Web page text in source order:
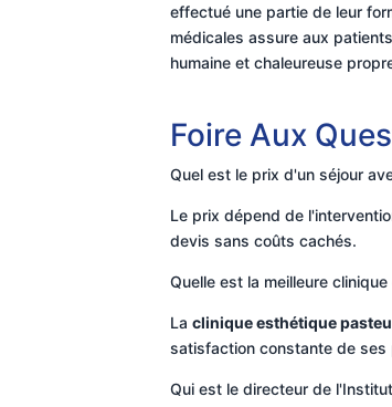
effectué une partie de leur
médicales assure aux
humaine et chaleureuse
Foire Aux
Quel est le prix d'un séjour
Le prix dépend de
devis sans coûts cachés.
Quelle est la meilleure clinique
Laclinique esthétique
satisfaction constante de ses
Qui est le directeur de